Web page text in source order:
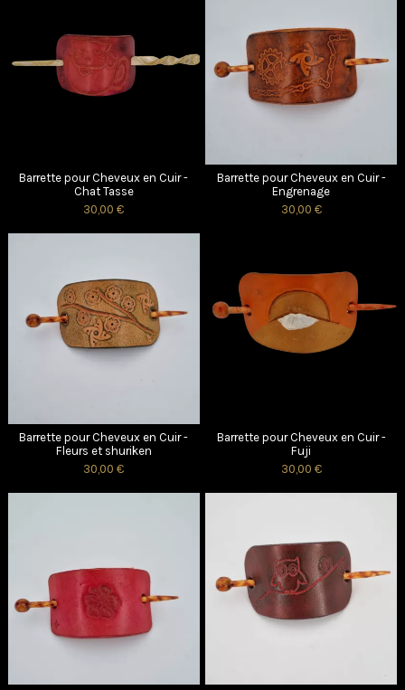
Barrette pour Cheveux en Cuir -
Chat Tasse
30,00 €
Barrette pour Cheveux en Cuir -
Engrenage
30,00 €
Barrette pour Cheveux en Cuir -
Fleurs et shuriken
30,00 €
Barrette pour Cheveux en Cuir -
Fuji
30,00 €